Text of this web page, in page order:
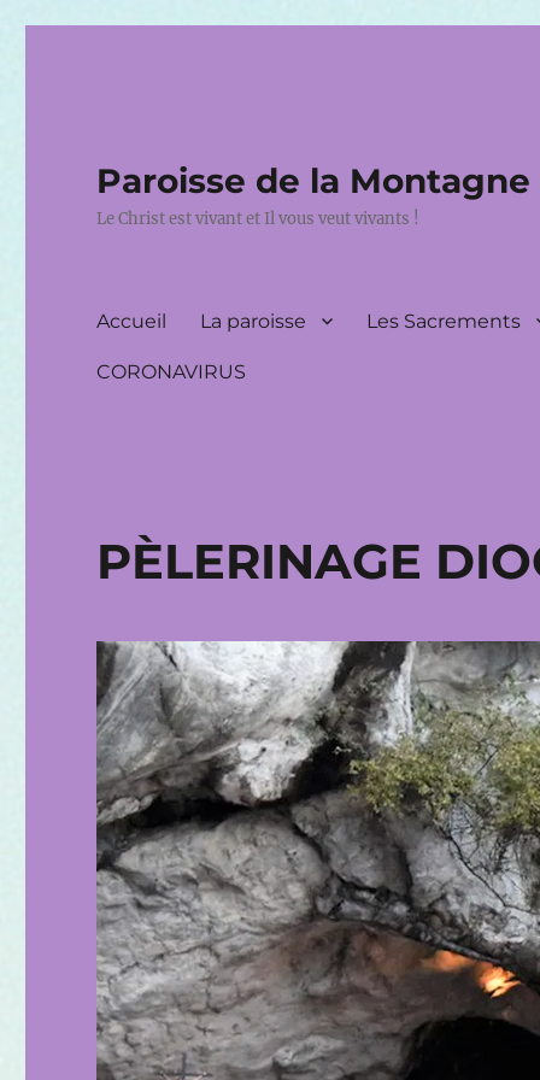
Paroisse de la
Le Christ est vivant et Il vous veut vivants !
Accueil La paroisse Les Sacrements
CORONAVIRUS
PÈLERINAGE